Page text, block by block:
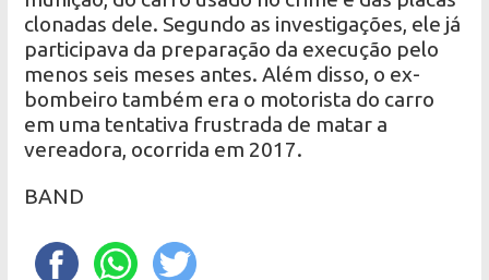
clonadas dele. Segundo as investigações, ele já
participava da preparação da execução pelo
menos seis meses antes. Além disso, o ex-
bombeiro também era o motorista do carro
em uma tentativa frustrada de matar a
vereadora, ocorrida em 2017.
BAND